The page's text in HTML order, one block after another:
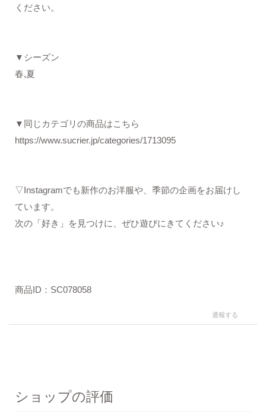
ください。
▼シーズン
春,夏
▼同じカテゴリの商品はこちら
https://www.sucrier.jp/categories/1713095
▽Instagramでも新作のお洋服や、季節の企画をお届けし
ています。
次の「好き」を見つけに、ぜひ遊びにきてください♪
商品ID：SC078058
通報する
ショップの評価